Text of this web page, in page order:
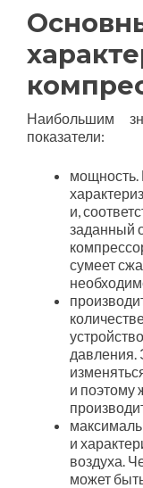
Наибольшим
показатели:
мощность.
и,
заданный
сумеет
давления.
и поэтому
и
воздуха.
может